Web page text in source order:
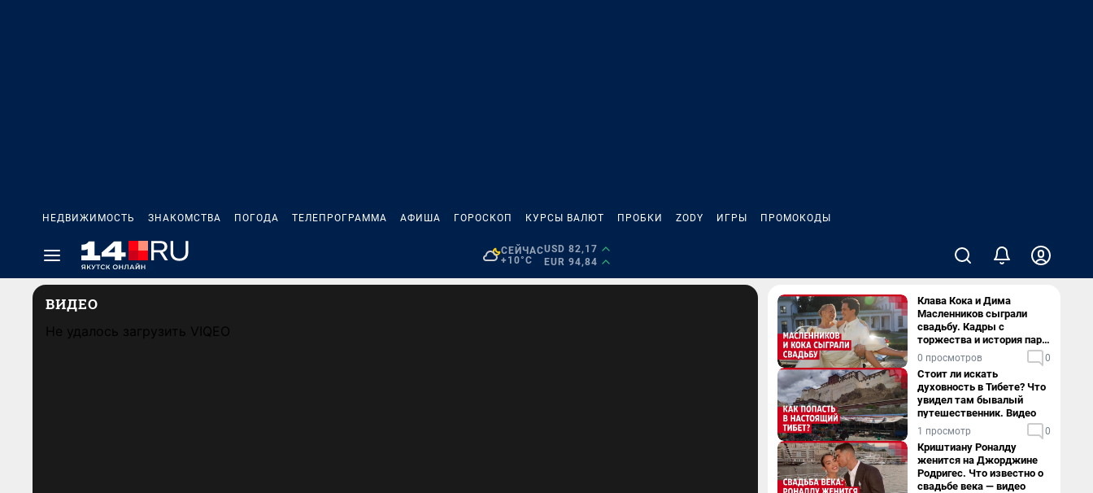
НЕДВИЖИМОСТЬ ЗНАКОМСТВА ПОГОДА ТЕЛЕПРОГРАММА АФИША ГОРОСКОП КУРСЫ ВАЛЮТ ПРОБКИ ZODY ИГРЫ ПРОМОКОДЫ
СЕЙЧАС
+10°C
USD 82,17
EUR 94,84
ВИДЕО
Не удалось загрузить VIQEO
Клава Кока и Дима
Масленников сыграли
свадьбу. Кадры с
торжества и история пары
— в видео
0 просмотров 0
Стоит ли искать
духовность в Тибете? Что
увидел там бывалый
путешественник. Видео
1 просмотр 0
Криштиану Роналду
женится на Джорджине
Родригес. Что известно о
свадьбе века — видео